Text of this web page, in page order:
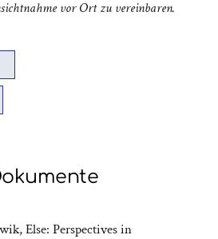
vor Ort zu vereinbaren.
Else: Perspectives in